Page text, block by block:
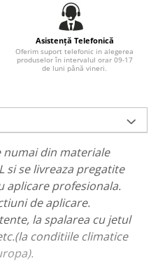
Asistență Telefonică
Oferim suport telefonic in alegerea
produselor în intervalul orar 09-17
de luni până vineri.
din materiale
si se livreaza pregatite
aplicare profesionala.
de aplicare.
la spalarea cu jetul
conditiile climatice